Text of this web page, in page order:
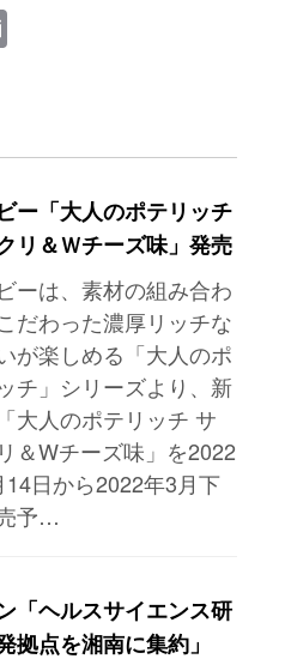
ー「大人のポテリッチ
リ＆Ｗチーズ味」発売
ーは、素材の組み合わ
だわった濃厚リッチな
が楽しめる「大人のポ
チ」シリーズより、新
大人のポテリッチ サ
＆Wチーズ味」を2022
14日から2022年3月下
予…
「ヘルスサイエンス研
拠点を湘南に集約」